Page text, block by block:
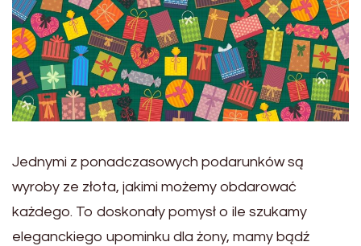
Jednymi z ponadczasowych podarunków są
wyroby ze złota, jakimi możemy obdarować
każdego. To doskonały pomysł o ile szukamy
eleganckiego upominku dla żony, mamy bądź